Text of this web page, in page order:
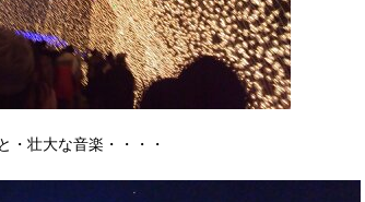
・壮大な音楽・・・・